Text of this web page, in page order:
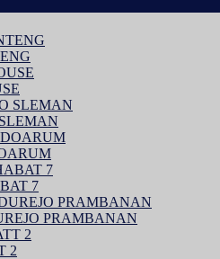
7
PRAMBANAN
2